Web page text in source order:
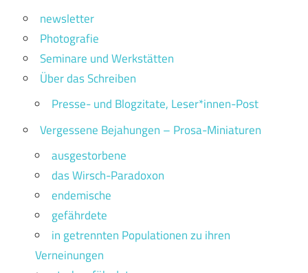
newsletter
Photografie
Seminare und Werkstätten
Über das Schreiben
Presse- und Blogzitate, Leser*innen-Post
Vergessene Bejahungen – Prosa-Miniaturen
ausgestorbene
das Wirsch-Paradoxon
endemische
gefährdete
in getrennten Populationen zu ihren
Verneinungen